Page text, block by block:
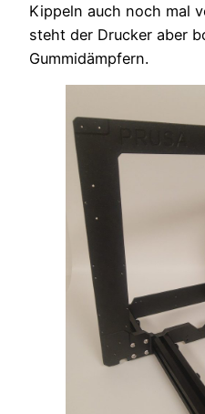
Kippeln auch noch mal
steht der Drucker aber
Gummidämpfern.